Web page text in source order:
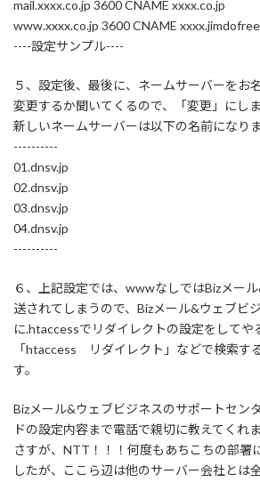
mail.xxxx.co.jp 3600 CNAME xxxx.co.jp
www.xxxx.co.jp 3600 CNAME
----設定サンプル----
５、設定後、最後に、ネームサーバーをお
変更するか聞いてくるので、「変更」にしま
新しいネームサーバーは以下の名前になりま
----------
01.dnsv.jp
02.dnsv.jp
03.dnsv.jp
04.dnsv.jp
----------
６、上記設定では、wwwなしではBizメー
送されてしまうので、Bizメール&ウェブビ
に.htaccessでリダイレクトの設定をしてや
「htaccess リダイレクト」などで検索す
す。
Bizメール&ウェブビジネスのサポートセン
ドの設定内容まで電話で親切に教えてくれま
さすが、NTT！！！何度もあちこちの部署
したが、ここら辺は他のサーバー会社とは